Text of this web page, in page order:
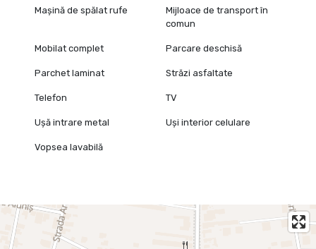
Mașină de spălat rufe
Mijloace de transport în
comun
Mobilat complet Parcare deschisă
Parchet laminat Străzi asfaltate
Telefon TV
Ușă intrare metal Uși interior celulare
Vopsea lavabilă